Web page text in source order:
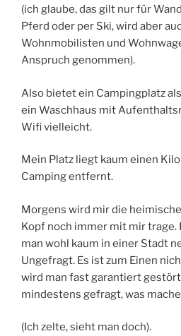
(ich glaube, das gilt nur für
Pferd oder per Ski, wird aber
Wohnmobilisten und
Anspruch genommen).
Also bietet ein Campingplatz
ein Waschhaus mit
Wifi vielleicht.
Mein Platz liegt kaum einen
Camping entfernt.
Morgens wird mir die
Kopf noch immer mit mir trage.
man wohl kaum in einer Stadt
Ungefragt. Es ist zum Einen
wird man fast garantiert
mindestens gefragt, was
(Ich zelte, sieht man doch).